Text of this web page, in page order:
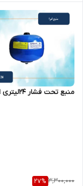
منبع تحت فشار 24لیتری امرا
3,300,000
27%